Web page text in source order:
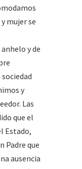
mujer se
y de
y
Las
que el
Estado,
Padre que
ausencia